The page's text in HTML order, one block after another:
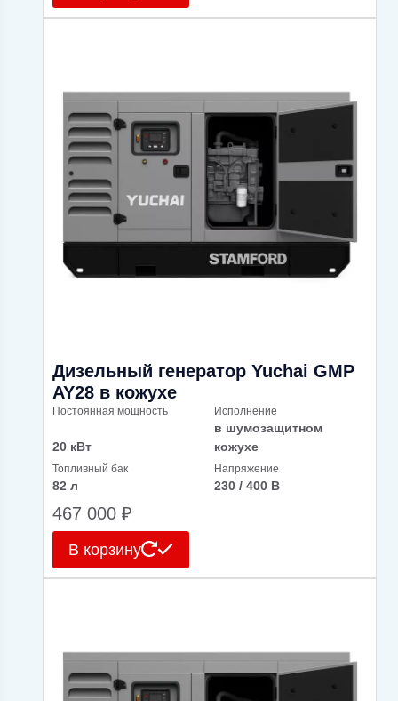
Дизельный генератор Yuchai GMP
AY28 в кожухе
Постоянная мощность
20 кВт
Исполнение
в шумозащитном
кожухе
Топливный бак
82 л
Напряжение
230 / 400 В
467 000 ₽
В корзину